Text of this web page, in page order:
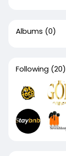
Albums (0)
Following (20)